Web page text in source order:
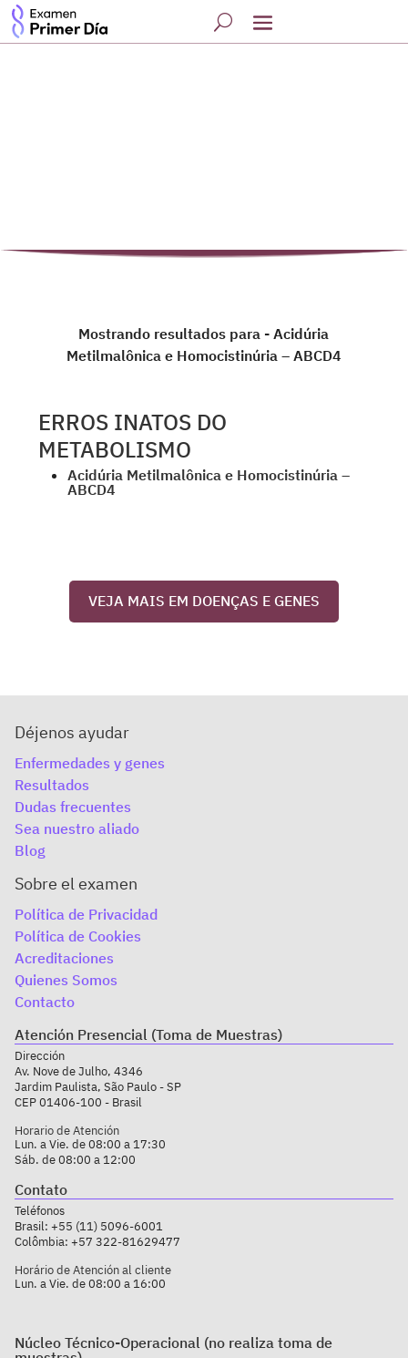
Mostrando resultados para - Acidúria
Metilmalônica e Homocistinúria – ABCD4
ERROS INATOS DO
METABOLISMO
Acidúria Metilmalônica e Homocistinúria –
ABCD4
VEJA MAIS EM DOENÇAS E GENES
Déjenos ayudar
Enfermedades y genes
Resultados
Dudas frecuentes
Sea nuestro aliado
Blog
Sobre el examen
Política de Privacidad
Política de Cookies
Acreditaciones
Quienes Somos
Contacto
Atención Presencial (Toma de Muestras)
Dirección
Av. Nove de Julho, 4346
Jardim Paulista, São Paulo - SP
CEP 01406-100 - Brasil
Horario de Atención
Lun. a Vie. de 08:00 a 17:30
Sáb. de 08:00 a 12:00
Horário de Atención al cliente
Lun. a Vie. de 08:00 a 16:00
Contato
Teléfonos
Brasil: +55 (11) 5096-6001
Colômbia: +57 322-81629477
Núcleo Técnico-Operacional (no realiza toma de